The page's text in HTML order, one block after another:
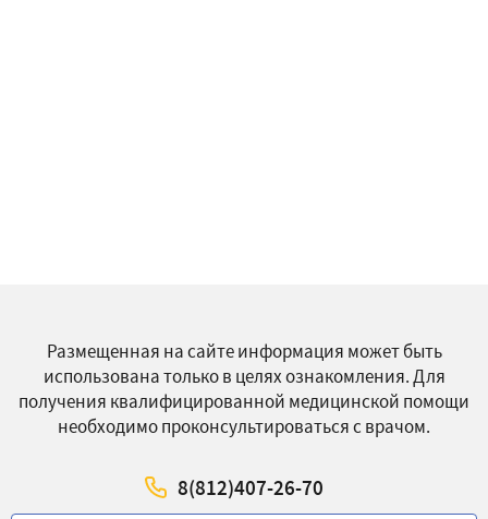
Размещенная на сайте информация может быть
использована только в целях ознакомления. Для
получения квалифицированной медицинской помощи
необходимо проконсультироваться с врачом.
8(812)407-26-70